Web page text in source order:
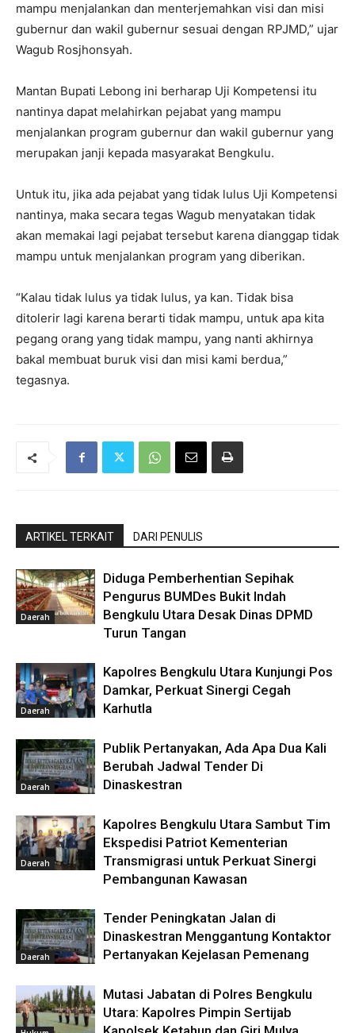
mampu menjalankan dan menterjemahkan visi dan misi
gubernur dan wakil gubernur sesuai dengan RPJMD,” ujar
Wagub Rosjhonsyah.
Mantan Bupati Lebong ini berharap Uji Kompetensi itu
nantinya dapat melahirkan pejabat yang mampu
menjalankan program gubernur dan wakil gubernur yang
merupakan janji kepada masyarakat Bengkulu.
Untuk itu, jika ada pejabat yang tidak lulus Uji Kompetensi
nantinya, maka secara tegas Wagub menyatakan tidak
akan memakai lagi pejabat tersebut karena dianggap tidak
mampu untuk menjalankan program yang diberikan.
“Kalau tidak lulus ya tidak lulus, ya kan. Tidak bisa
ditolerir lagi karena berarti tidak mampu, untuk apa kita
pegang orang yang tidak mampu, yang nanti akhirnya
bakal membuat buruk visi dan misi kami berdua,”
tegasnya.
ARTIKEL TERKAIT DARI PENULIS
Daerah
Diduga Pemberhentian Sepihak
Pengurus BUMDes Bukit Indah
Bengkulu Utara Desak Dinas DPMD
Turun Tangan
Daerah
Kapolres Bengkulu Utara Kunjungi Pos
Damkar, Perkuat Sinergi Cegah
Karhutla
Daerah
Publik Pertanyakan, Ada Apa Dua Kali
Berubah Jadwal Tender Di
Dinaskestran
Daerah
Kapolres Bengkulu Utara Sambut Tim
Ekspedisi Patriot Kementerian
Transmigrasi untuk Perkuat Sinergi
Pembangunan Kawasan
Daerah
Tender Peningkatan Jalan di
Dinaskestran Menggantung Kontaktor
Pertanyakan Kejelasan Pemenang
Mutasi Jabatan di Polres Bengkulu
Utara: Kapolres Pimpin Sertijab